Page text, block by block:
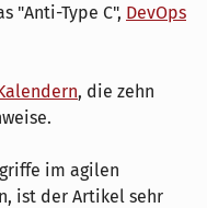
"Anti-Type C", DevOps
, die zehn
im agilen
ist der Artikel sehr